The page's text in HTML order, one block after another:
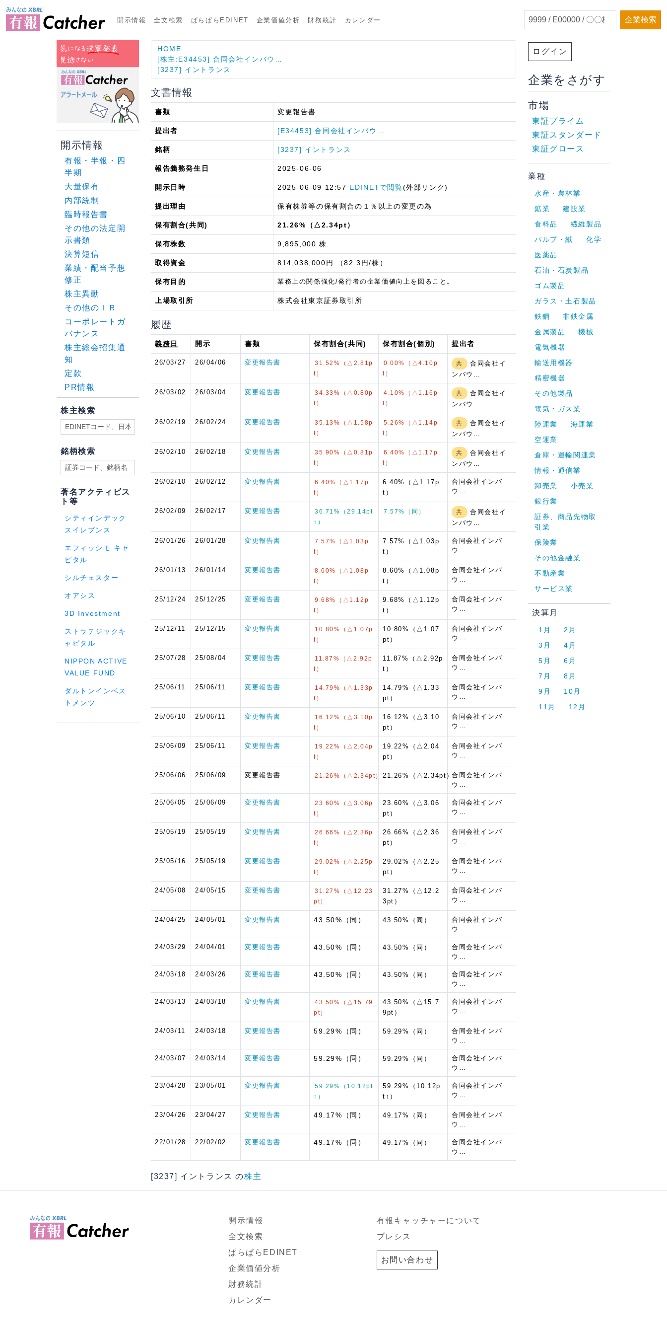
開示情報 全文検索 ぱらぱらEDINET 企業価値分析 財務統計 カレンダー 企業検索
開示情報
有報・半報・四
半期
大量保有
内部統制
臨時報告書
その他の法定開
示書類
決算短信
業績・配当予想
修正
株主異動
その他のＩＲ
コーポレートガ
バナンス
株主総会招集通
知
定款
PR情報
株主検索
銘柄検索
著名アクティビス
ト等
シティインデック
スイレブンス
エフィッシモ キャ
ピタル
シルチェスター
オアシス
3D Investment
ストラテジックキ
ャピタル
NIPPON ACTIVE
VALUE FUND
ダルトンインベス
トメンツ
HOME
[株主:E34453] 合同会社インバウ…
[3237] イントランス
文書情報
書類 変更報告書
提出者 [E34453] 合同会社インバウ…
銘柄 [3237] イントランス
報告義務発生日 2025-06-06
開示日時 2025-06-09 12:57 EDINETで閲覧(外部リンク)
提出理由 保有株券等の保有割合の１％以上の変更の為
保有割合(共同) 21.26%（△2.34pt）
保有株数 9,895,000 株
取得資金 814,038,000円 （82.3円/株）
保有目的 業務上の関係強化/発行者の企業価値向上を図ること。
上場取引所 株式会社東京証券取引所
履歴
義務日 開示 書類 保有割合(共同) 保有割合(個別) 提出者
26/03/27 26/04/06 変更報告書
31.52%（△2.81p
t）
0.00%（△4.10p
t）
共
合同会社イ
ンバウ…
26/03/02 26/03/04 変更報告書
34.33%（△0.80p
t）
4.10%（△1.16p
t）
共
合同会社イ
ンバウ…
26/02/19 26/02/24 変更報告書
35.13%（△1.58p
t）
5.26%（△1.14p
t）
共
合同会社イ
ンバウ…
26/02/10 26/02/18 変更報告書
35.90%（△0.81p
t）
6.40%（△1.17p
t）
共
合同会社イ
ンバウ…
26/02/10 26/02/12 変更報告書
6.40%（△1.17p
t）
6.40%（△1.17p
t）
合同会社インバ
ウ…
26/02/09 26/02/17 変更報告書
36.71%（29.14pt
↑）
7.57%（同） 共
合同会社イ
ンバウ…
26/01/26 26/01/28 変更報告書
7.57%（△1.03p
t）
7.57%（△1.03p
t）
合同会社インバ
ウ…
26/01/13 26/01/14 変更報告書
8.60%（△1.08p
t）
8.60%（△1.08p
t）
合同会社インバ
ウ…
25/12/24 25/12/25 変更報告書
9.68%（△1.12p
t）
9.68%（△1.12p
t）
合同会社インバ
ウ…
25/12/11 25/12/15 変更報告書
10.80%（△1.07p
t）
10.80%（△1.07
pt）
合同会社インバ
ウ…
25/07/28 25/08/04 変更報告書
11.87%（△2.92p
t）
11.87%（△2.92p
t）
合同会社インバ
ウ…
25/06/11 25/06/11 変更報告書
14.79%（△1.33p
t）
14.79%（△1.33
pt）
合同会社インバ
ウ…
25/06/10 25/06/11 変更報告書
16.12%（△3.10p
t）
16.12%（△3.10
pt）
合同会社インバ
ウ…
25/06/09 25/06/11 変更報告書
19.22%（△2.04p
t）
19.22%（△2.04
pt）
合同会社インバ
ウ…
25/06/06 25/06/09 変更報告書 21.26%（△2.34pt） 21.26%（△2.34pt）合同会社インバ
ウ…
25/06/05 25/06/09 変更報告書
23.60%（△3.06p
t）
23.60%（△3.06
pt）
合同会社インバ
ウ…
25/05/19 25/05/19 変更報告書
26.66%（△2.36p
t）
26.66%（△2.36
pt）
合同会社インバ
ウ…
25/05/16 25/05/19 変更報告書
29.02%（△2.25p
t）
29.02%（△2.25
pt）
合同会社インバ
ウ…
24/05/08 24/05/15 変更報告書
31.27%（△12.23
pt）
31.27%（△12.2
3pt）
合同会社インバ
ウ…
24/04/25 24/05/01 変更報告書 43.50%（同） 43.50%（同）
合同会社インバ
ウ…
24/03/29 24/04/01 変更報告書 43.50%（同） 43.50%（同）
合同会社インバ
ウ…
24/03/18 24/03/26 変更報告書 43.50%（同） 43.50%（同）
合同会社インバ
ウ…
24/03/13 24/03/18 変更報告書
43.50%（△15.79
pt）
43.50%（△15.7
9pt）
合同会社インバ
ウ…
24/03/11 24/03/18 変更報告書 59.29%（同） 59.29%（同）
合同会社インバ
ウ…
24/03/07 24/03/14 変更報告書 59.29%（同） 59.29%（同）
合同会社インバ
ウ…
23/04/28 23/05/01 変更報告書
59.29%（10.12pt
↑）
59.29%（10.12p
t↑）
合同会社インバ
ウ…
23/04/26 23/04/27 変更報告書 49.17%（同） 49.17%（同）
合同会社インバ
ウ…
22/01/28 22/02/02 変更報告書 49.17%（同） 49.17%（同）
合同会社インバ
ウ…
[3237] イントランス の株主
ログイン
企業をさがす
市場
東証プライム
東証スタンダード
東証グロース
業種
水産・農林業
鉱業
建設業
食料品
繊維製品
パルプ・紙
化学
医薬品
石油・石炭製品
ゴム製品
ガラス・土石製品
鉄鋼
非鉄金属
金属製品
機械
電気機器
輸送用機器
精密機器
その他製品
電気・ガス業
陸運業
海運業
空運業
倉庫・運輸関連業
情報・通信業
卸売業
小売業
銀行業
証券、商品先物取
引業
保険業
その他金融業
不動産業
サービス業
決算月
1月
2月
3月
4月
5月
6月
7月
8月
9月
10月
11月
12月
開示情報
全文検索
ぱらぱらEDINET
企業価値分析
財務統計
カレンダー
有報キャッチャーについて
プレシス
お問い合わせ